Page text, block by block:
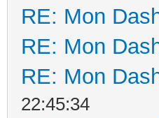
RE: Mon
RE: Mon
RE: Mon
22:45:34